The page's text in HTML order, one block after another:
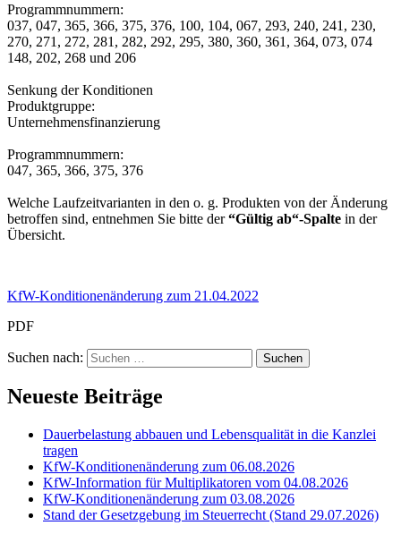
Programmnummern:
037, 047, 365, 366, 375, 376, 100, 104, 067, 293, 240, 241, 230,
270, 271, 272, 281, 282, 292, 295, 380, 360, 361, 364, 073, 074
148, 202, 268 und 206
Senkung der Konditionen
Produktgruppe:
Unternehmensfinanzierung
Programmnummern:
047, 365, 366, 375, 376
Welche Laufzeitvarianten in den o. g. Produkten von der Änderung
betroffen sind, entnehmen Sie bitte der“Gültig ab“-Spalte in der
Übersicht.
KfW-Konditionenänderung zum 21.04.2022
PDF
Suchen nach:
Neueste Beiträge
Dauerbelastung abbauen und Lebensqualität in die Kanzlei
tragen
KfW-Konditionenänderung zum 06.08.2026
KfW-Information für Multiplikatoren vom 04.08.2026
KfW-Konditionenänderung zum 03.08.2026
Stand der Gesetzgebung im Steuerrecht (Stand 29.07.2026)